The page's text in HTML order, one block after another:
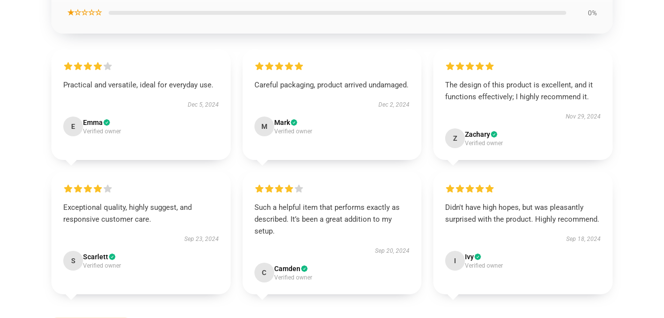
★☆☆☆☆ 0%
Practical and versatile, ideal for everyday use.
Dec 5, 2024
E Emma
Verified owner
Careful packaging, product arrived undamaged.
Dec 2, 2024
M Mark
Verified owner
The design of this product is excellent, and it
functions effectively; I highly recommend it.
Nov 29, 2024
Z Zachary
Verified owner
Exceptional quality, highly suggest, and
responsive customer care.
Sep 23, 2024
S Scarlett
Verified owner
Such a helpful item that performs exactly as
described. It’s been a great addition to my
setup.
Sep 20, 2024
C Camden
Verified owner
Didn't have high hopes, but was pleasantly
surprised with the product. Highly recommend.
Sep 18, 2024
I Ivy
Verified owner